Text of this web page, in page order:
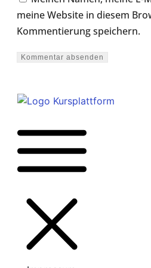
meine Website in diesem
Kommentierung speichern.
Kommentar absenden